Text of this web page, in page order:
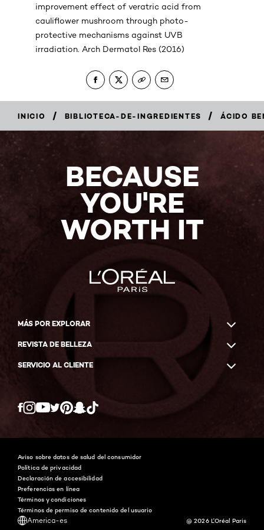
improvement effect of veratric acid from
cauliflower mushroom through photo-
protective mechanisms against UVB
irradiation. Arch Dermatol Res (2016)
INICIO / BIBLIOTECA-DE-INGREDIENTES / ÁCIDO
BECAUSE
YOU'RE
WORTH IT
MÁS POR EXPLORAR
REVISTA DE BELLEZA
SERVICIO AL CLIENTE
Facebook
YouTube
Twitter
America-es
Aviso sobre datos de salud del consumidor
Política de privacidad
Declaración de accesibilidad
Preferencias en línea
Términos y condiciones
Términos de permiso de contenido del usuario
@ 2026 L'Oréal Paris